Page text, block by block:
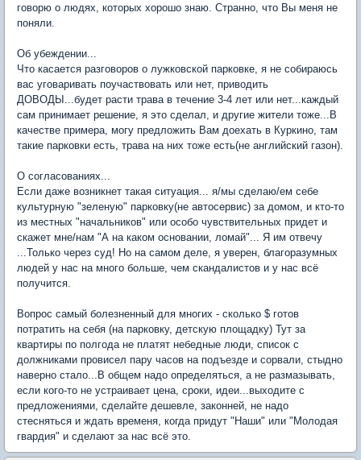
говорю о людях, которых хорошо знаю. Странно, что Вы меня не
поняли.
Об убеждении...
Что касается разговоров о лужковской парковке, я не собираюсь
вас уговаривать поучаствовать или нет, приводить
ДОВОДЫ...будет расти трава в течение 3-4 лет или нет...каждый
сам принимает решение, я это сделал, и другие жители тоже...В
качестве примера, могу предложить Вам доехать в Куркино, там
такие парковки есть, трава на них тоже есть(не английский газон).
О согласованиях...
Если даже возникнет такая ситуация... я/мы сделаю/ем себе
культурную "зеленую" парковку(не автосервис) за домом, и кто-то
из местных "начальников" или особо чувствительных придет и
скажет мне/нам "А на каком основании, ломай"... Я им отвечу
...Только через суд! Но на самом деле, я уверен, благоразумных
людей у нас на много больше, чем скандалистов и у нас всё
получится.
Вопрос самый болезненный для многих - сколько $ готов
потратить на себя (на парковку, детскую площадку) Тут за
квартиры по полгода не платят небедные люди, список с
должниками провисел пару часов на подъезде и сорвали, стыдно
наверно стало...В общем надо определяться, а не размазывать,
если кого-то не устраивает цена, сроки, идеи...выходите с
предложениями, сделайте дешевле, законней, не надо
стесняться и ждать временя, когда придут "Наши" или "Молодая
гвардия" и сделают за нас всё это.